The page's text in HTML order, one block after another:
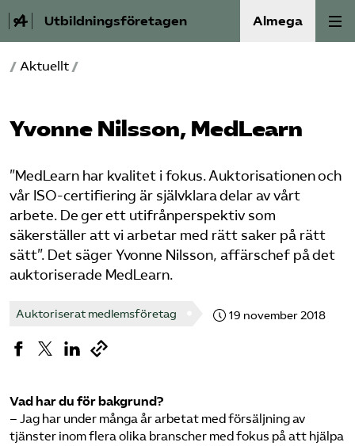
Utbildningsföretagen Almega
Bli medlem
Om Utbildnings­företagen
Auktorisation
Kontakt
Bli medlem
Sök på utbildningsforetagen.se
/ Aktuellt /
Yvonne Nilsson, MedLearn
”MedLearn har kvalitet i fokus. Auktorisationen och
vår ISO-certifiering är självklara delar av vårt
arbete. De ger ett utifrånperspektiv som
säkerställer att vi arbetar med rätt saker på rätt
sätt”. Det säger Yvonne Nilsson, affärschef på det
auktoriserade MedLearn.
Auktoriserat medlemsföretag 19 november 2018
Vad har du för bakgrund?
– Jag har under många år arbetat med försäljning av
tjänster inom flera olika branscher med fokus på att hjälpa